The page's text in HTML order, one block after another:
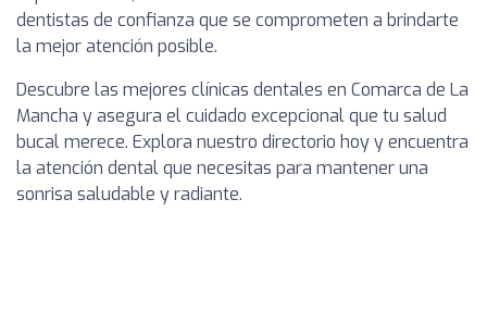
dentistas de confianza que se comprometen a brindarte
la mejor atención posible.
Descubre las mejores clínicas dentales en Comarca de La
Mancha y asegura el cuidado excepcional que tu salud
bucal merece. Explora nuestro directorio hoy y encuentra
la atención dental que necesitas para mantener una
sonrisa saludable y radiante.